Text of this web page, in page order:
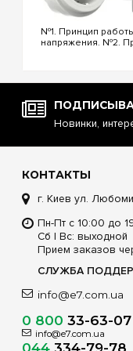
№1. Принцип
напряжения. №2.
Управление реле
через Wi-Fi. №5.
или стаб...
Новинки,
КОНТАКТЫ
г. Киев ул.
Пн-Пт с 10:00 до
Сб | Вс: выходной
Прием заказов
СЛУЖБА
info@e7.com.ua
0 800 33-63-07
info@e7.com.ua